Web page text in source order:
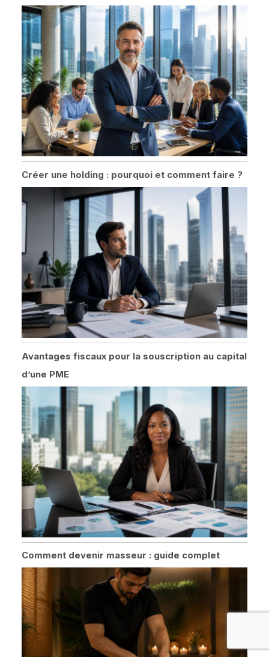
Créer une holding : pourquoi et comment faire ?
Avantages fiscaux pour la souscription au capital
d’une PME
Comment devenir masseur : guide complet